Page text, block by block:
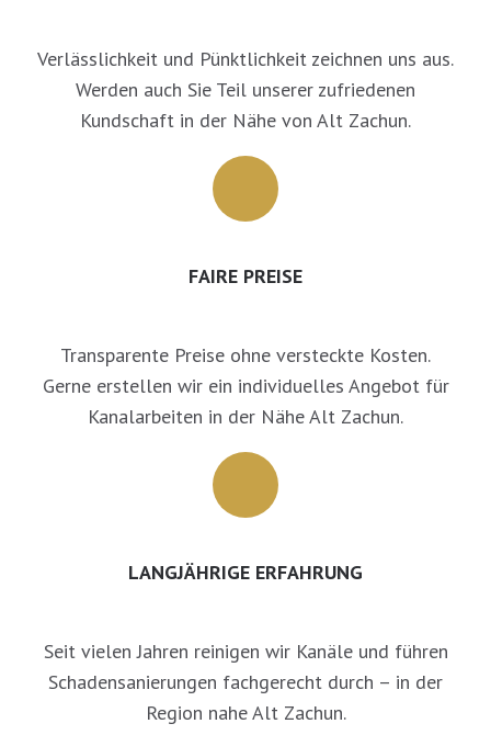
Verlässlichkeit und Pünktlichkeit zeichnen uns aus.
Werden auch Sie Teil unserer zufriedenen
Kundschaft in der Nähe von Alt Zachun.
FAIRE PREISE
Transparente Preise ohne versteckte Kosten.
Gerne erstellen wir ein individuelles Angebot für
Kanalarbeiten in der Nähe Alt Zachun.
LANGJÄHRIGE ERFAHRUNG
Seit vielen Jahren reinigen wir Kanäle und führen
Schadensanierungen fachgerecht durch – in der
Region nahe Alt Zachun.